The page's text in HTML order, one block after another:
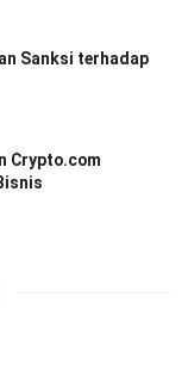
Sanksi terhadap
Crypto.com